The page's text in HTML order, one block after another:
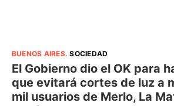
BUENOS AIRES.SOCIEDAD
El Gobierno dio el OK para
que evitará cortes de luz a
mil usuarios de Merlo, La